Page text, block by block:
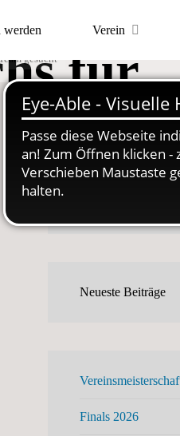
Verein
für
gesucht
Suchen
Neueste Beiträge
Finals 2026